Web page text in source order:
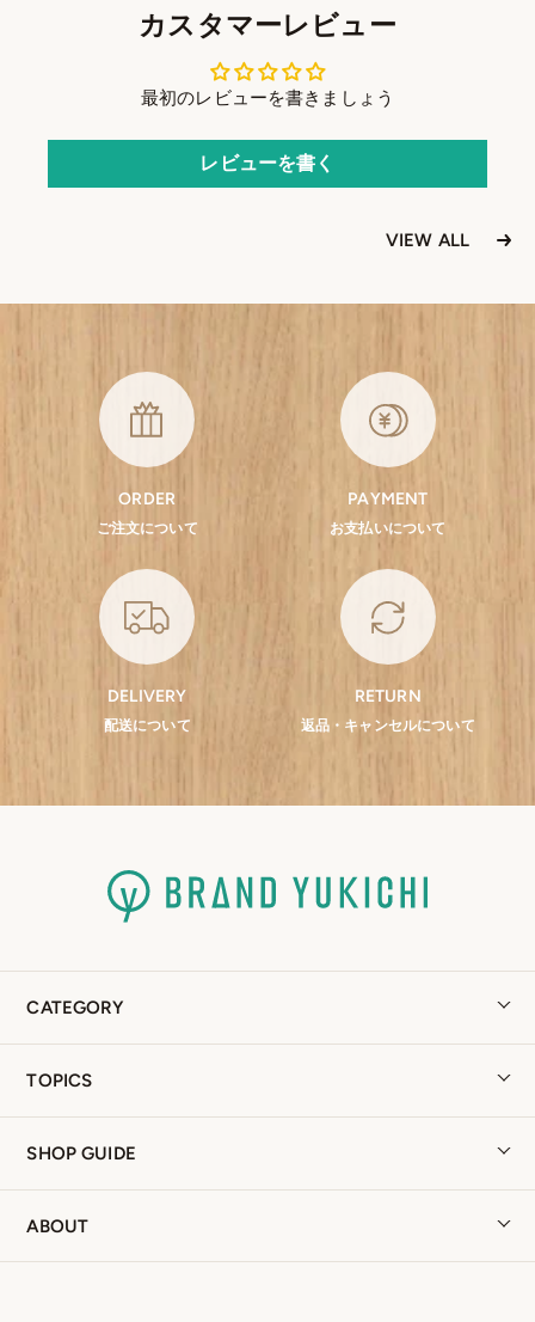
カスタマーレビュー
最初のレビューを書きましょう
レビューを書く
VIEW ALL
ORDER
ご注文について
PAYMENT
お支払いについて
DELIVERY
配送について
RETURN
返品・キャンセルについて
CATEGORY
TOPICS
SHOP GUIDE
ABOUT